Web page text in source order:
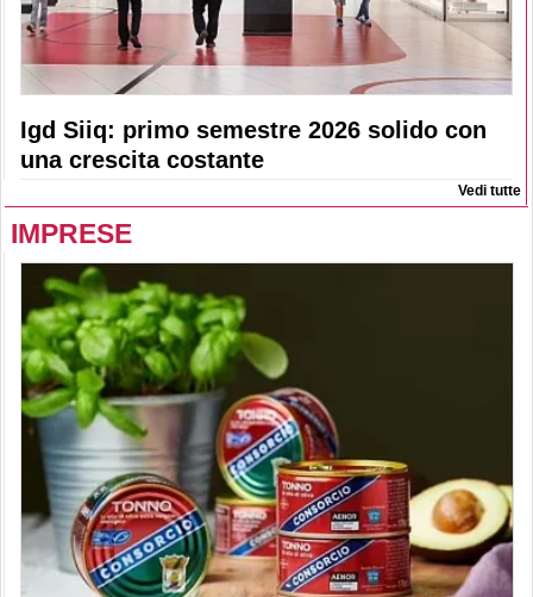
Igd Siiq: primo semestre 2026 solido con
una crescita costante
Vedi tutte
IMPRESE